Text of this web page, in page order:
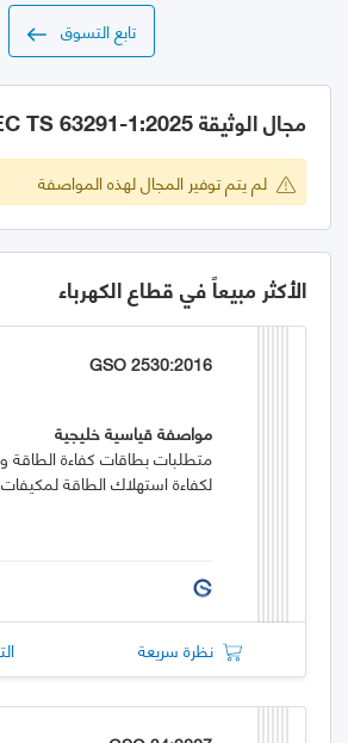
تابع التسوق
مجال الوثيقة GSO IEC TS 63291-1:2025
لم يتم توفير المجال لهذه المواصفة
الأكثر مبيعاً في قطاع الكهرباء
GSO 2530:2016
مواصفة قياسية خليجية
متطلبات بطاقات كفاءة الطاقة
لكفاءة استهلاك الطاقة لمكيفات
نظرة سريعة